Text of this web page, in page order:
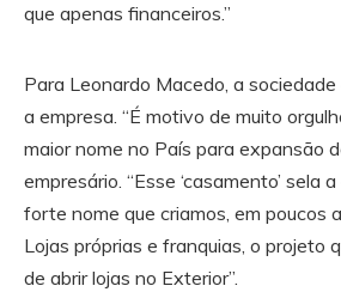
que apenas financeiros.”
Para Leonardo Macedo, a
a empresa. “É motivo de muito
maior nome no País para expansão
empresário. “Esse ‘casamento’
forte nome que criamos, em poucos
Lojas próprias e franquias, o projeto
de abrir lojas no Exterior”.